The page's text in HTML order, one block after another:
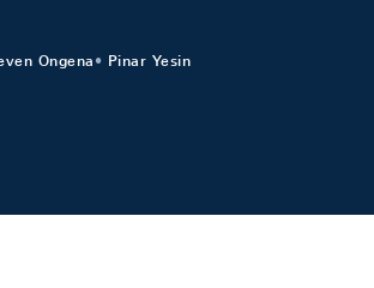
Ongena Pinar Yesin